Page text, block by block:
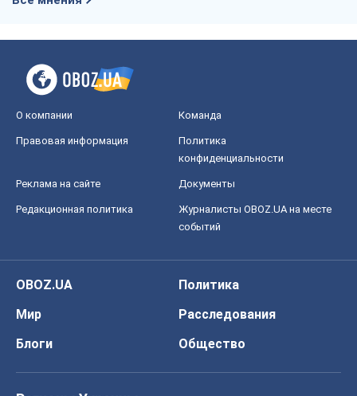
О компании Команда
Правовая информация
Политика
конфиденциальности
Реклама на сайте Документы
Редакционная политика
Журналисты OBOZ.UA на месте
событий
OBOZ.UA
Политика
Мир
Расследования
Блоги
Общество